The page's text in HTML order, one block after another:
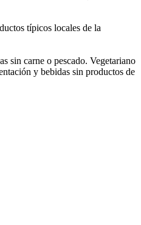
Vegetariano